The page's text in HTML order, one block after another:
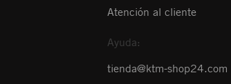
Atención al cliente
Ayuda:
tienda@ktm-shop24.com